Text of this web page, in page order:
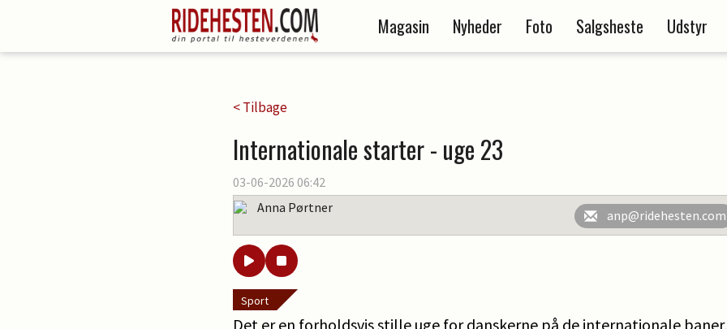
Magasin Nyheder Foto Salgsheste Udstyr
< Tilbage
Internationale starter - uge 23
03-06-2026 06:42
Anna Pørtner
anp@ridehesten.com
Sport
Det er en forholdsvis stille uge for danskerne på de internationale